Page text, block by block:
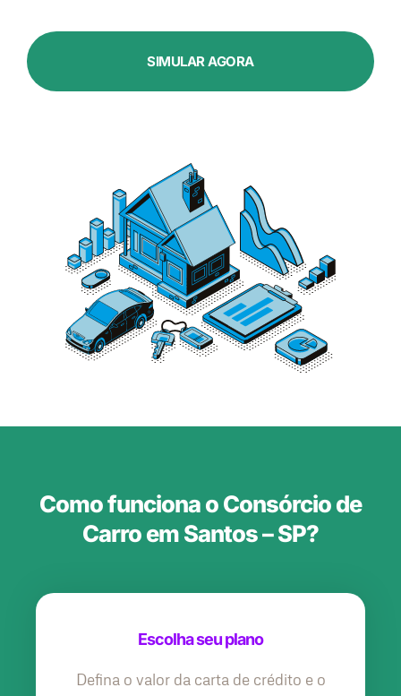
SIMULAR AGORA
Como funciona o Consórcio de
Carro em Santos – SP?
Escolha seu plano
Defina o valor da carta de crédito e o